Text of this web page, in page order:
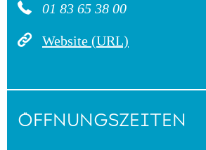
01 83 65 38 00
Website (URL)
ÖFFNUNGSZEITEN